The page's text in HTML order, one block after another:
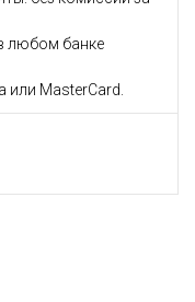
любом банке
или MasterCard.